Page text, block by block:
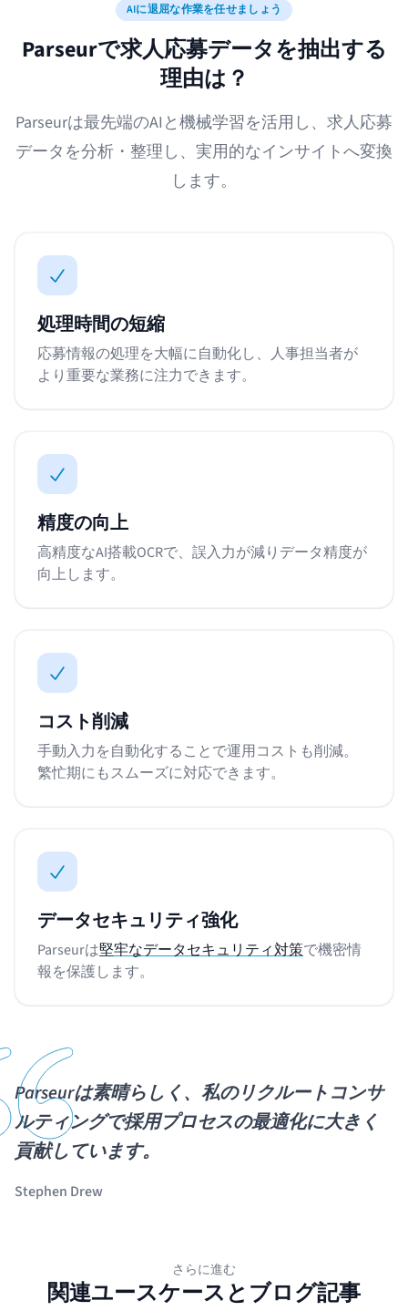
AIに退屈な作業を任せましょう
Parseurで求人応募データを抽出する
理由は？
Parseurは最先端のAIと機械学習を活用し、求人応募
データを分析・整理し、実用的なインサイトへ変換
します。
処理時間の短縮
応募情報の処理を大幅に自動化し、人事担当者が
より重要な業務に注力できます。
精度の向上
高精度なAI搭載OCRで、誤入力が減りデータ精度が
向上します。
コスト削減
手動入力を自動化することで運用コストも削減。
繁忙期にもスムーズに対応できます。
データセキュリティ強化
Parseurは堅牢なデータセキュリティ対策で機密情
報を保護します。
Parseurは素晴らしく、私のリクルートコンサ
ルティングで採用プロセスの最適化に大きく
貢献しています。
Stephen Drew
さらに進む
関連ユースケースとブログ記事